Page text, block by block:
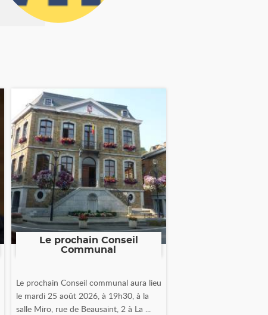
Le prochain Conseil
Communal
Le prochain Conseil communal aura lieu
le mardi 25 août 2026, à 19h30, à la
salle Miro, rue de Beausaint, 2 à La ...